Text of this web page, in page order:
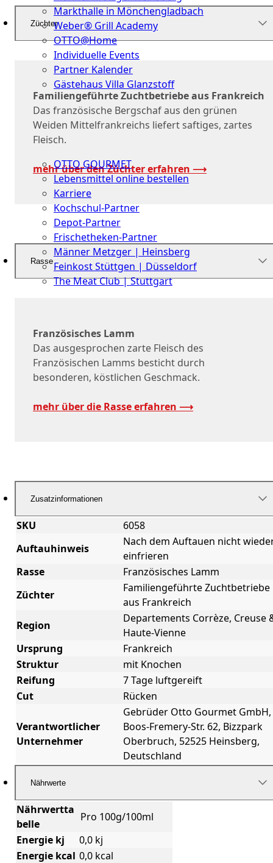
Markthalle in Mönchengladbach
Weber® Grill Academy
OTTO@Home
Individuelle Events
Partner Kalender
Gästehaus Villa Glanzstoff
Gutscheine
Über
uns
OTTO GOURMET
Lebensmittel online bestellen
Karriere
Kochschul-Partner
Depot-Partner
Frischetheken-Partner
Männer Metzger | Heinsberg
Feinkost Stüttgen | Düsseldorf
The Meat Club | Stuttgart
Züchter
Familiengeführte Zuchtbetriebe aus Frankreich
Das französische Bergschaf aus den grünen
Weiden Mittelfrankreichs liefert saftiges, zartes
Fleisch.
mehr über den Züchter erfahren ⟶
Rasse
Französisches Lamm
Das ausgesprochen zarte Fleisch des
Französischen Lamms besticht durch
besonderen, köstlichen Geschmack.
mehr über die Rasse erfahren ⟶
Zusatzinformationen
SKU
6058
Auftauhinweis
Nach dem Auftauen nicht
einfrieren
Rasse
Französisches Lamm
Züchter
Familiengeführte Zuchtbetriebe
aus Frankreich
Region
Departements Corrèze, Creuse
Haute-Vienne
Ursprung
Frankreich
Struktur
mit Knochen
Reifung
7 Tage luftgereift
Cut
Rücken
Verantwortlicher
Unternehmer
Gebrüder Otto Gourmet GmbH,
Boos-Fremery-Str. 62, Bizzpark
Oberbruch, 52525 Heinsberg,
Deutschland
Nährwerte
Nährwertta
belle
Pro 100g/100ml
Energie kj
0,0 kj
Energie kcal 0,0 kcal